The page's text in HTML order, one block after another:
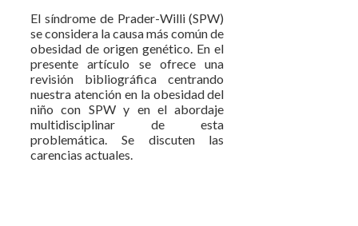
El síndrome de Prader-Willi (SPW)
se considera la causa más común de
obesidad de origen genético. En el
presente artículo se ofrece una
revisión bibliográfica centrando
nuestra atención en la obesidad del
niño con SPW y en el abordaje
multidisciplinar de esta
problemática. Se discuten las
carencias actuales.